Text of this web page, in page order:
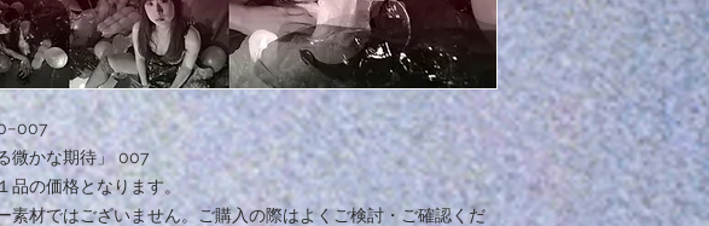
微かな期待」 007
品の価格となります。
素材ではございません。ご購入の際はよくご検討・ご確認くだ